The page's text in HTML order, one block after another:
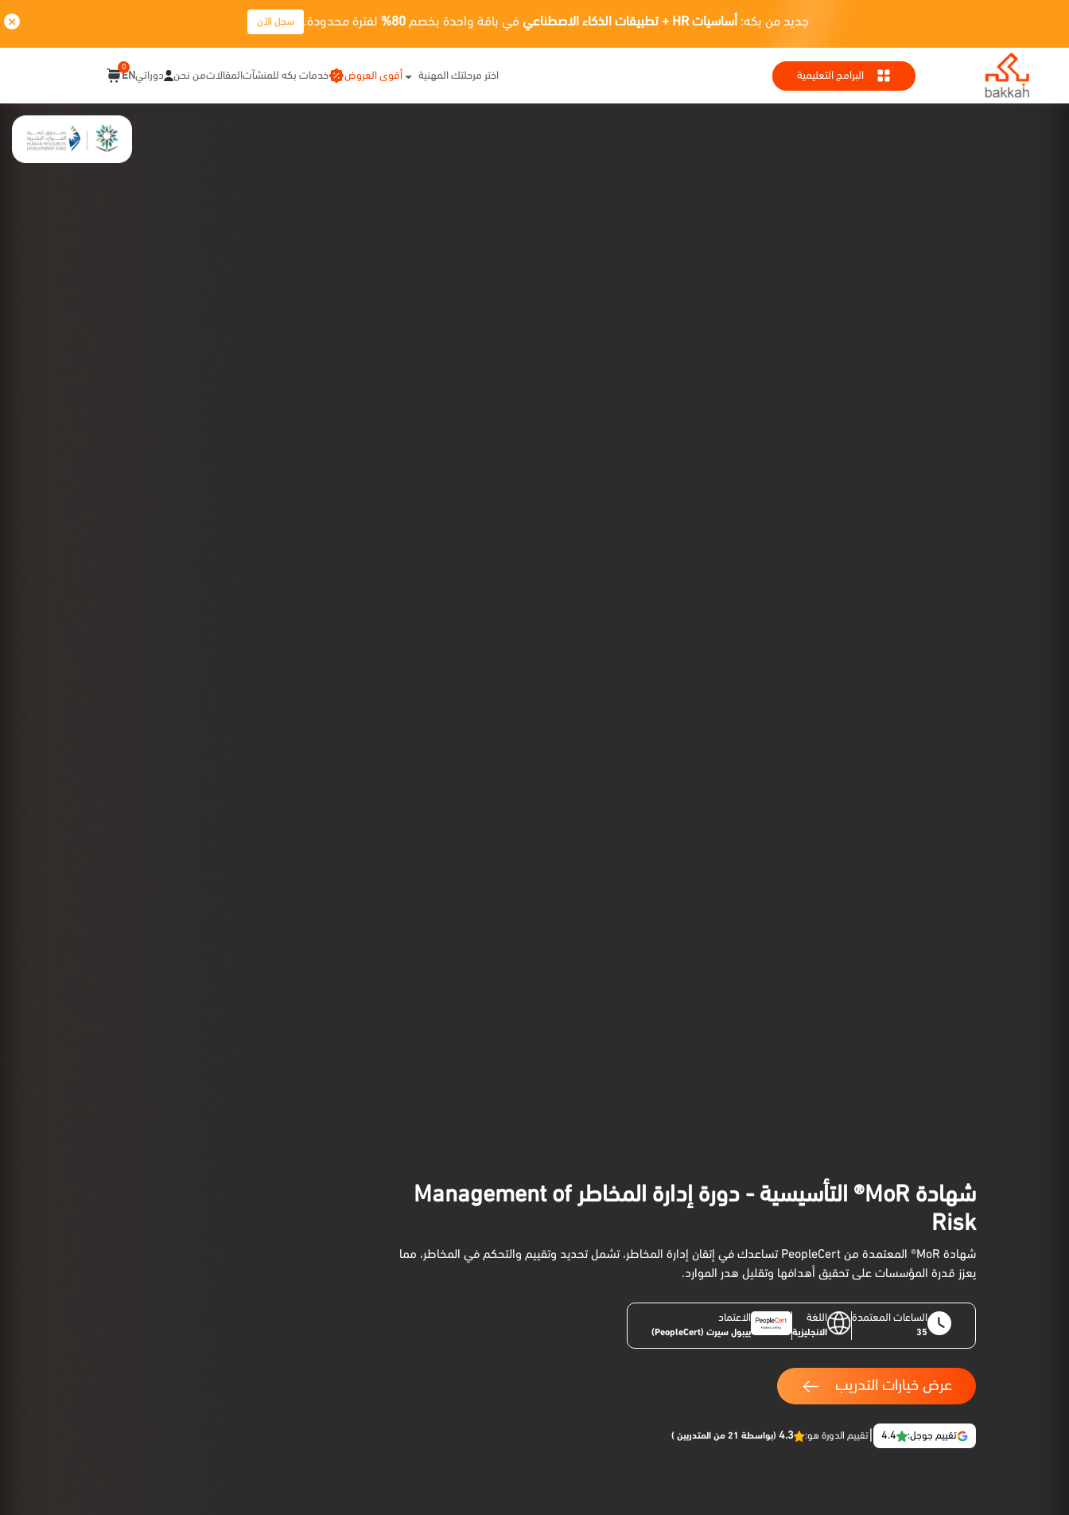
جديد من بكه: أساسيات HR + تطبيقات الذكاء الاصطناعي في باقة واحدة بخصم 80% لفترة محدودة. سجل الآن
البرامج التعليمية اختر مرحلتك المهنية أقوى العروض خدمات بكه للمنشآتالمقالاتمن نحن دوراتيEN
0
شهادة MoR® التأسيسية - دورة إدارة المخاطر Management of
Risk
شهادة MoR® المعتمدة من PeopleCert تساعدك في إتقان إدارة المخاطر، تشمل تحديد وتقييم والتحكم في المخاطر، مما
يعزز قدرة المؤسسات على تحقيق أهدافها وتقليل هدر الموارد.
الساعات المعتمدة
35
اللغة
الانجليزية
الاعتماد
بيبول سيرت (PeopleCert)
عرض خيارات التدريب
تقييم جوجل: 4.4 تقييم الدورة هو: 4.3 (بواسطة 21 من المتدربين )